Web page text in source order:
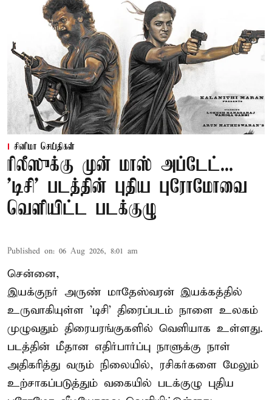
சினிமா செய்திகள்
ரிலீஸுக்கு முன் மாஸ் அப்டேட்...
'டிசி' படத்தின் புதிய புரோமோவை
வெளியிட்ட படக்குழு
Published on: 06 Aug 2026, 8:01 am
சென்னை,
இயக்குநர் அருண் மாதேஸ்வரன் இயக்கத்தில்
உருவாகியுள்ள 'டிசி' திரைப்படம் நாளை உலகம்
முழுவதும் திரையரங்குகளில் வெளியாக உள்ளது.
படத்தின் மீதான எதிர்பார்ப்பு நாளுக்கு நாள்
அதிகரித்து வரும் நிலையில், ரசிகர்களை மேலும்
உற்சாகப்படுத்தும் வகையில் படக்குழு புதிய